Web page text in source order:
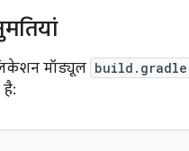
मॉड्यूल build.gradle